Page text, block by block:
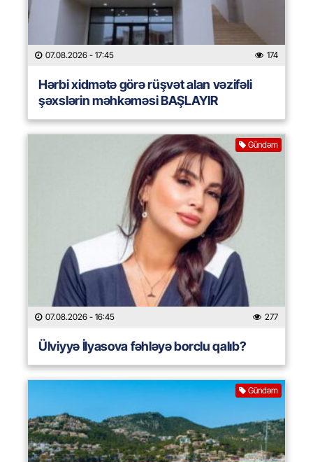
07.08.2026 - 17:45 174
Hərbi xidmətə görə rüşvət alan vəzifəli
şəxslərin məhkəməsi BAŞLAYIR
Gündəm
07.08.2026 - 16:45 277
Ülviyyə İlyasova fəhləyə borclu qalıb?
Gündəm